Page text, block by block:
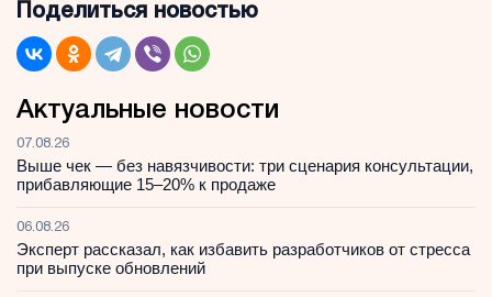
Поделиться новостью
Актуальные новости
07.08.26
Выше чек — без навязчивости: три сценария консультации,
прибавляющие 15–20% к продаже
06.08.26
Эксперт рассказал, как избавить разработчиков от стресса
при выпуске обновлений